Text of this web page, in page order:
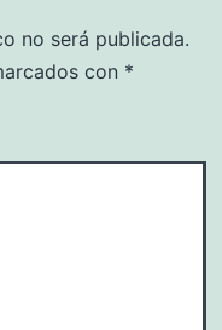
no será publicada.
con *